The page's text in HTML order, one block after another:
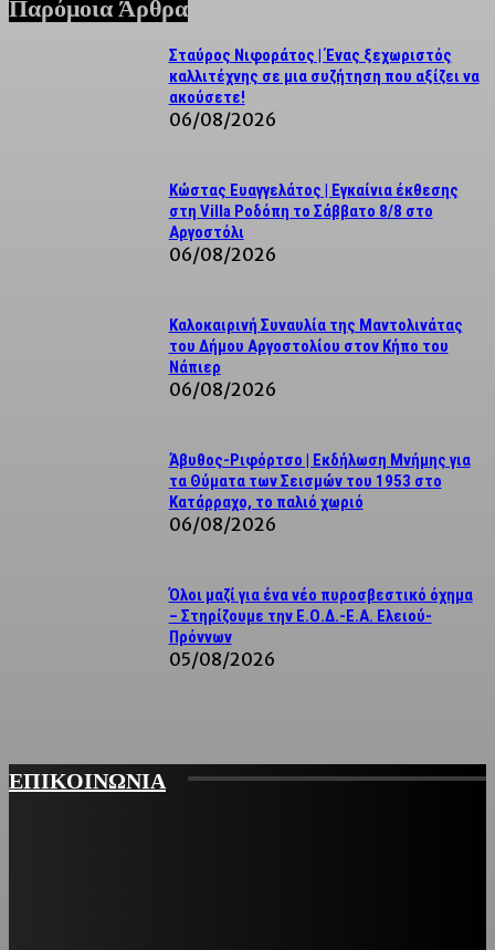
Παρόμοια Άρθρα
Σταύρος Νιφοράτος | Ένας ξεχωριστός
καλλιτέχνης σε μια συζήτηση που αξίζει να
ακούσετε!
06/08/2026
Κώστας Ευαγγελάτος | Εγκαίνια έκθεσης
στη Villa Ροδόπη το Σάββατο 8/8 στο
Αργοστόλι
06/08/2026
Καλοκαιρινή Συναυλία της Μαντολινάτας
του Δήμου Αργοστολίου στον Κήπο του
Νάπιερ
06/08/2026
Άβυθος-Ριφόρτσο | Εκδήλωση Μνήμης για
τα Θύματα των Σεισμών του 1953 στο
Κατάρραχο, το παλιό χωριό
06/08/2026
Όλοι μαζί για ένα νέο πυροσβεστικό όχημα
– Στηρίζουμε την Ε.Ο.Δ.-Ε.Α. Ελειού-
Πρόννων
05/08/2026
ΕΠΙΚΟΙΝΩΝΙΑ